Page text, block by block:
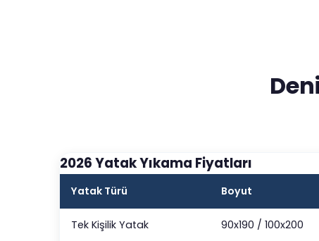
2026 Yatak Yıkama Fiyatları
Yatak Türü Boyut
Tek Kişilik Yatak 90x190 / 100x200